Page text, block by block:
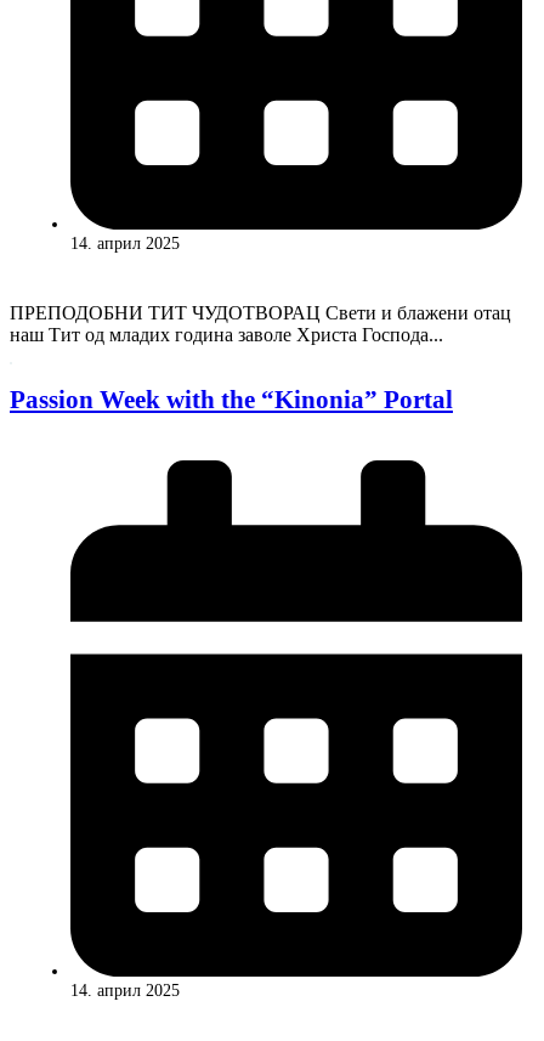
14. април 2025
ПРЕПОДОБНИ ТИТ ЧУДОТВОРАЦ Свети и блажени отац
наш Тит од младих година заволе Христа Господа...
Passion Week with the “Kinonia” Portal
14. април 2025